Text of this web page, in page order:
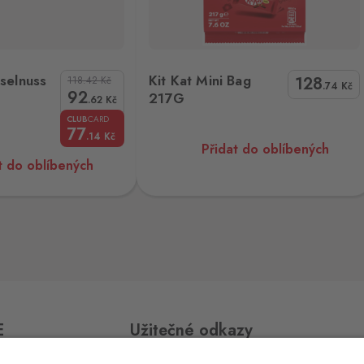
8 ks
118.42Kč
92.62 Kč
CLUBCARD
77.14 Kč
do oblíbených
Kit Kat Mini Bag
217G
128.74 Kč
Přidat do oblíbených
Užitečné odkazy